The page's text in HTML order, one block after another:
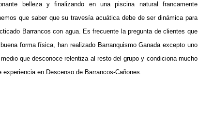
belleza y finalizando en una piscina natural francamente
que saber que su travesía acuática debe de ser dinámica para
Barrancos con agua. Es frecuente la pregunta de clientes que
forma física, han realizado Barranquismo Ganada excepto uno
que desconoce relentiza al resto del grupo y condiciona mucho
en Descenso de Barrancos-Cañones.